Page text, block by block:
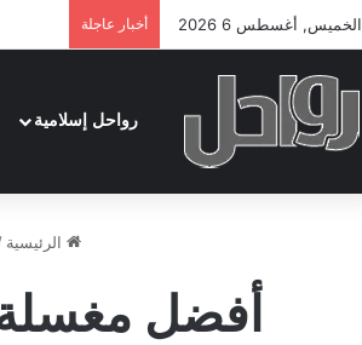
الخميس, أغسطس 6 2026 أخبار عاجلة
رواحل إسلامية
الرئيسية
أفضل مغسلة